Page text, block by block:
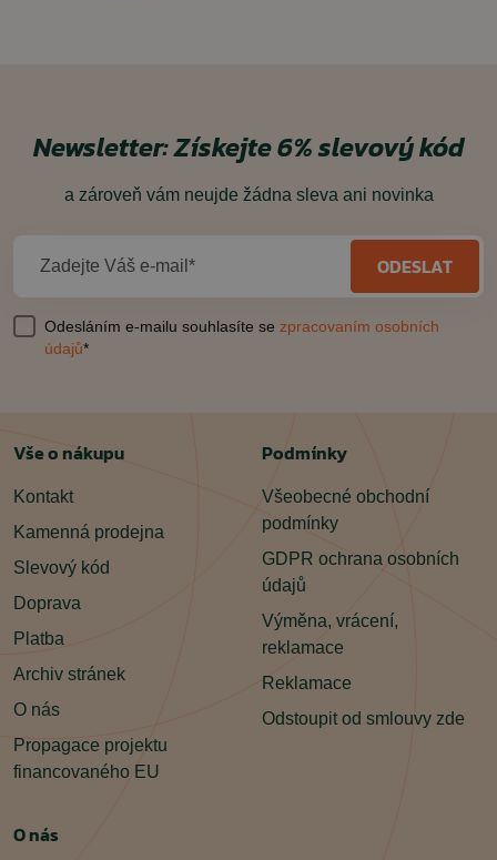
Newsletter:Získejte 6% slevový kód
a zároveň vám neujde žádna sleva ani novinka
Zadejte Váš e-mail* ODESLAT
Odesláním e-mailu souhlasíte se zpracovaním osobních
údajů*
Vše o nákupu
Kontakt
Kamenná prodejna
Slevový kód
Doprava
Platba
Archiv stránek
O nás
Propagace projektu
financovaného EU
Podmínky
Všeobecné obchodní
podmínky
GDPR ochrana osobních
údajů
Výměna, vrácení,
reklamace
Reklamace
Odstoupit od smlouvy zde
O nás